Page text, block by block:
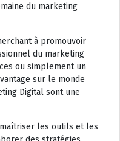
du marketing
à promouvoir
du marketing
ou simplement un
sur le monde
Digital sont une
les outils et les